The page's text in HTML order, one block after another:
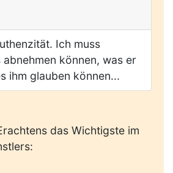
Ich muss
abnehmen können, was er
ihm glauben können...
das Wichtigste im